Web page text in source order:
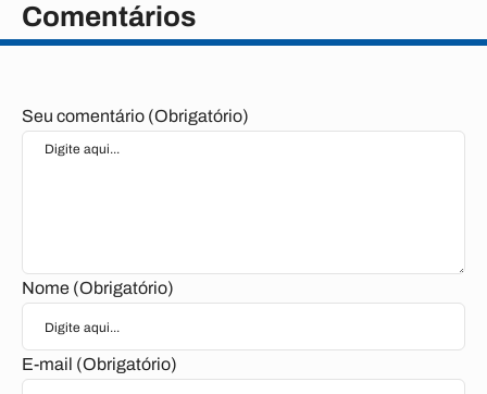
Comentários
Seu comentário (Obrigatório)
Nome (Obrigatório)
E-mail (Obrigatório)